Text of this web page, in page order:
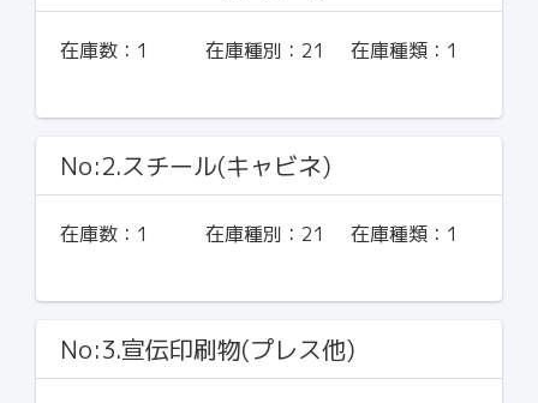
在庫数： 1 在庫種別： 21 在庫種類： 1
No:2.スチール(キャビネ)
在庫数： 1 在庫種別： 21 在庫種類： 1
No:3.宣伝印刷物(プレス他)